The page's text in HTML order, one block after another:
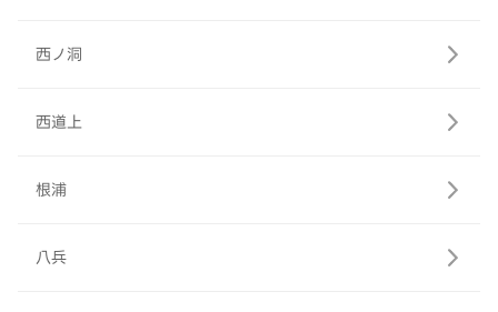
西ノ洞
西道上
根浦
八兵